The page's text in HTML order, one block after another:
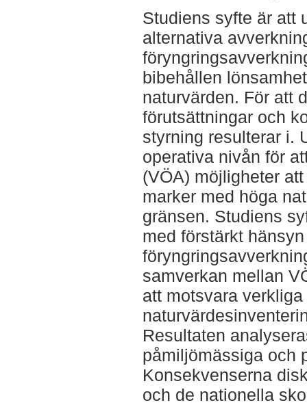
Studiens syfte är att
alternativa
bibehållen
naturvärden. För att
förutsättningar och
styrning resulterar i.
operativa nivån för
(VÖA) möjligheter
marker med höga
gränsen. Studiens
med förstärkt
samverkan mellan
att motsvara
Resultaten
påmiljömässiga och
Konsekvenserna
och de nationella